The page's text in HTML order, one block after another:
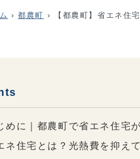
› 都農町 › 【都農町】省エネ住
めに｜都農町で省エネ住宅
ネ住宅とは？光熱費を抑え